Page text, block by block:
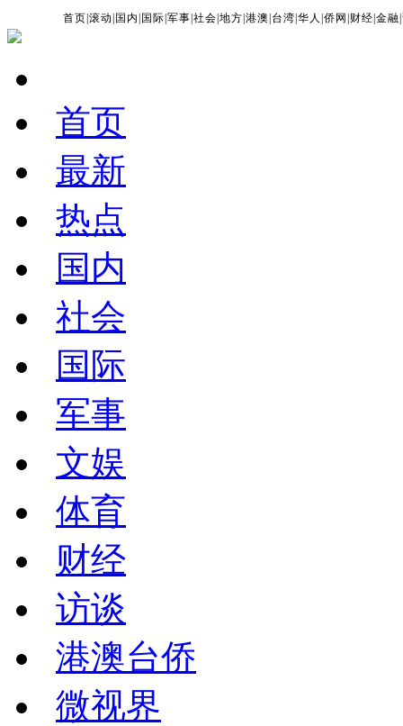
首页 |滚动 国内 国际 |军事 |社会 |地方 |港澳 台湾 |华人 |侨网 财经 |金融 |
首页
最新
热点
国内
社会
国际
军事
文娱
体育
财经
访谈
港澳台侨
微视界